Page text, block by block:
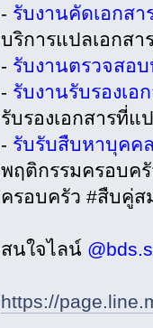
- รับงานคัดเอกสา
บริการแปลเอกส
- รับงานตรวจสอ
- รับงานรับรองเอ
รับรองเอกสารที่
- รับรับสืบหาบุคค
พฤติกรรมครอบค
ครอบครัว #สืบคู่ส
สนใจไลน์
https://